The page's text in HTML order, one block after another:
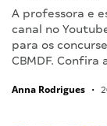
A professora e
canal no
para os
CBMDF. Confira
Anna Rodrigues •